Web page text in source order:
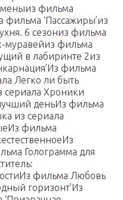
фильма
‘Пассажиры’из
6 сезониз фильма
муравейиз фильма
в лабиринте 2из
фильма
Легко ли быть
сериала Хроники
деньИз фильма
из сериала
фильма
Голограмма для
фильма Любовь
горизонт’Из